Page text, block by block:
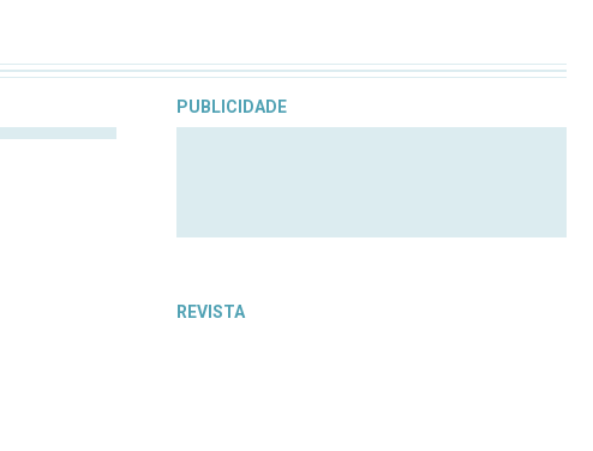
PUBLICIDADE
REVISTA